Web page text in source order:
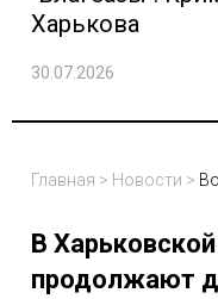
Харькова
30.07.2026
Главная > Новости >
В
продолжают